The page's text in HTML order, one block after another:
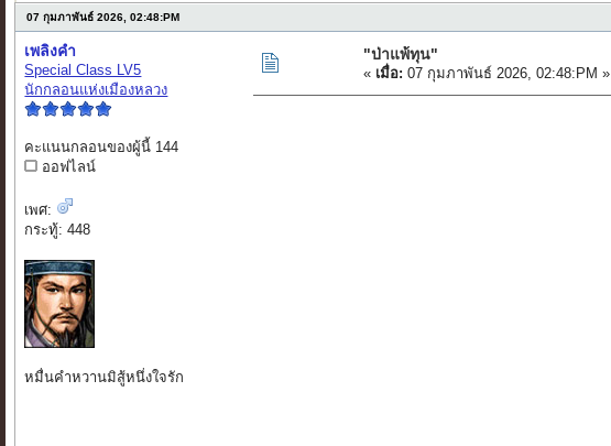
07 กุมภาพันธ์ 2026, 02:48:PM
เพลิงคำ
Special Class LV5
นักกลอนแห่งเมืองหลวง
คะแนนกลอนของผู้นี้ 144
ออฟไลน์
เพศ:
กระทู้: 448
หมื่นคำหวานมิสู้หนึ่งใจรัก
"ป่าแพ้ทุน"
« เมื่อ: 07 กุมภาพันธ์ 2026, 02:48:PM »